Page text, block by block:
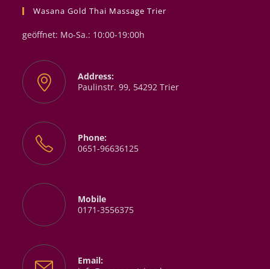
Wasana Gold Thai Massage Trier
geöffnet: Mo-Sa.: 10:00-19:00h
Address:
Paulinstr. 99, 54292 Trier
Phone:
0651-96636125
Mobile
0171-3556375
Email: